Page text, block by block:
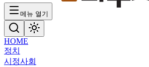
메뉴 열기
HOME
정치
시정사회